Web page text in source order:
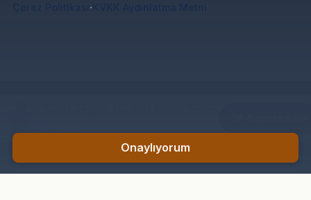
·
Onaylıyorum